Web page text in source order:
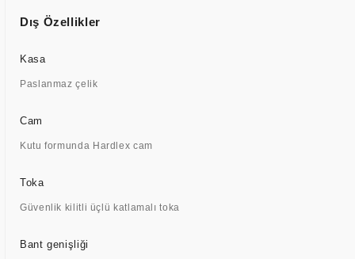
Dış Özellikler
Kasa
Paslanmaz çelik
Cam
Kutu formunda Hardlex cam
Toka
Güvenlik kilitli üçlü katlamalı toka
Bant genişliği